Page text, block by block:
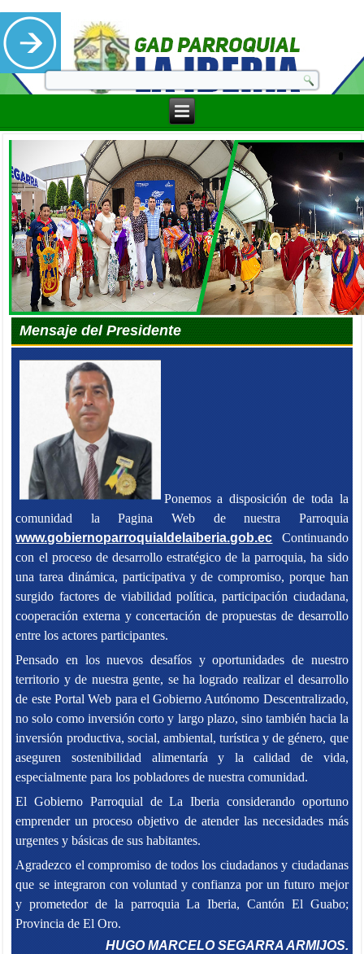
Mensaje del Presidente
Ponemos a disposición de toda la
comunidad la Pagina Web de nuestra Parroquia
www.gobiernoparroquialdelaiberia.gob.ecContinuando
con el proceso de desarrollo estratégico de la parroquia, ha sido
una tarea dinámica, participativa y de compromiso, porque han
surgido factores de viabilidad política, participación ciudadana,
cooperación externa y concertación de propuestas de desarrollo
entre los actores participantes.
Pensado en los nuevos desafíos y oportunidades de nuestro
territorio y de nuestra gente, se ha logrado realizar el desarrollo
de este Portal Web para el Gobierno Autónomo Descentralizado,
no solo como inversión corto y largo plazo, sino también hacia la
inversión productiva, social, ambiental, turística y de género, que
aseguren sostenibilidad alimentaría y la calidad de vida,
especialmente para los pobladores de nuestra comunidad.
El Gobierno Parroquial de La Iberia considerando oportuno
emprender un proceso objetivo de atender las necesidades más
urgentes y básicas de sus habitantes.
Agradezco el compromiso de todos los ciudadanos y ciudadanas
que se integraron con voluntad y confianza por un futuro mejor
y prometedor de la parroquia La Iberia, Cantón El Guabo;
Provincia de El Oro.
HUGO MARCELO SEGARRA ARMIJOS.